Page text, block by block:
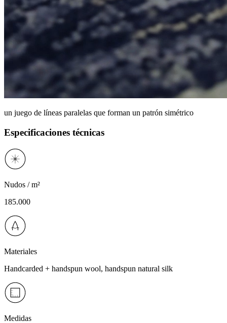
un juego de líneas paralelas que forman un patrón simétrico
Especificaciones técnicas
Nudos / m²
185.000
Materiales
Handcarded + handspun wool, handspun natural silk
Medidas